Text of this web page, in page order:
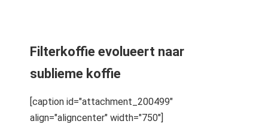
Filterkoffie evolueert naar
sublieme koffie
[caption id="attachment_200499"
align="aligncenter" width="750"]